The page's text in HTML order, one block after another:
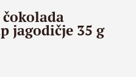
čokolada
jagodičje 35 g